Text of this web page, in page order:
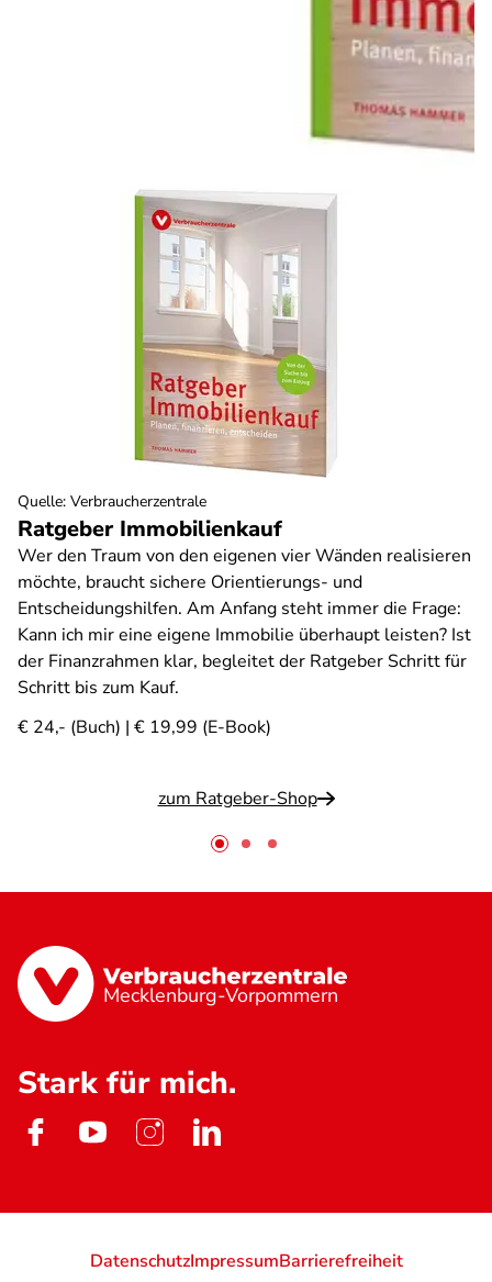
Ratgeber Immobilienkauf
Wer den Traum von den eigenen vier Wänden realisieren
möchte, braucht sichere Orientierungs- und
Entscheidungshilfen. Am Anfang steht immer die Frage:
Kann ich mir eine eigene Immobilie überhaupt leisten? Ist
der Finanzrahmen klar, begleitet der Ratgeber Schritt für
Schritt bis zum Kauf.
€ 24,- (Buch) | € 19,99 (E-Book)
zum Ratgeber-Shop
Quelle: Verbraucherzentrale
Mecklenburg-Vorpommern
Stark für mich.
DatenschutzImpressumBarrierefreiheit